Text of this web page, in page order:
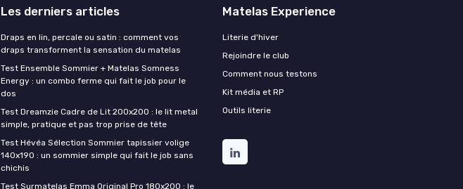
Les derniers articles
Draps en lin, percale ou satin : comment vos
draps transforment la sensation du matelas
Test Ensemble Sommier + Matelas Somness
Energy : un combo ferme qui fait le job pour le
dos
Test Dreamzie Cadre de Lit 200x200 : le lit metal
simple, pratique et pas trop prise de tête
Test Hévéa Sélection Sommier tapissier volige
140x190 : un sommier simple qui fait le job sans
chichis
Test Surmatelas Emma Original Pro 180x200 : le
Matelas Experience
Literie d'hiver
Rejoindre le club
Comment nous testons
Kit média et RP
Outils literie